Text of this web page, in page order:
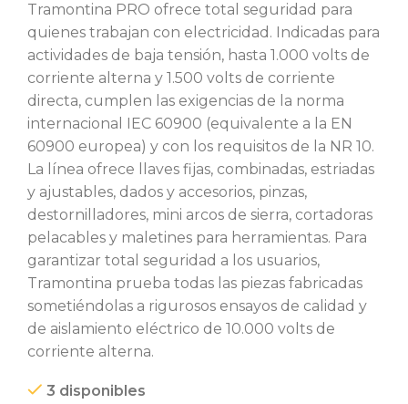
Tramontina PRO ofrece total seguridad para
quienes trabajan con electricidad. Indicadas para
actividades de baja tensión, hasta 1.000 volts de
corriente alterna y 1.500 volts de corriente
directa, cumplen las exigencias de la norma
internacional IEC 60900 (equivalente a la EN
60900 europea) y con los requisitos de la NR 10.
La línea ofrece llaves fijas, combinadas, estriadas
y ajustables, dados y accesorios, pinzas,
destornilladores, mini arcos de sierra, cortadoras
pelacables y maletines para herramientas. Para
garantizar total seguridad a los usuarios,
Tramontina prueba todas las piezas fabricadas
sometiéndolas a rigurosos ensayos de calidad y
de aislamiento eléctrico de 10.000 volts de
corriente alterna.
3 disponibles